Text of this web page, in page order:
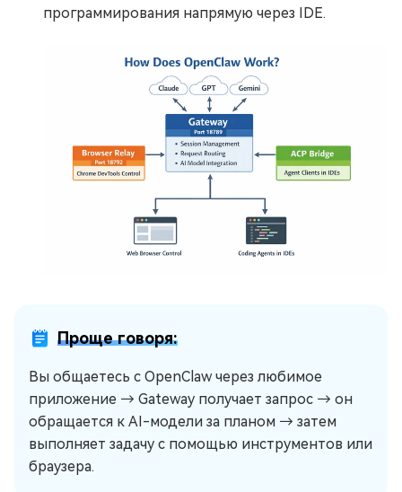
программирования напрямую через IDE.
Проще говоря:
Вы общаетесь с OpenClaw через любимое
приложение → Gateway получает запрос → он
обращается к AI-модели за планом → затем
выполняет задачу с помощью инструментов или
браузера.